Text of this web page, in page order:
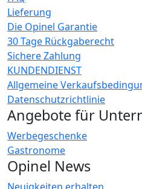
Lieferung
Die Opinel Garantie
30 Tage Rückgaberecht
Sichere Zahlung
KUNDENDIENST
Allgemeine
Datenschutzrichtlinie
Angebote für
Werbegeschenke
Gastronome
Opinel News